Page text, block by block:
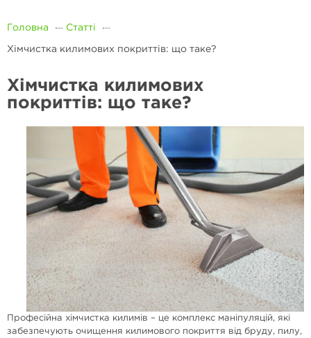
Головна Статті
Хімчистка килимових покриттів: що таке?
Хімчистка килимових
покриттів: що таке?
Професійна хімчистка килимів – це комплекс маніпуляцій, які
забезпечують очищення килимового покриття від бруду, пилу,